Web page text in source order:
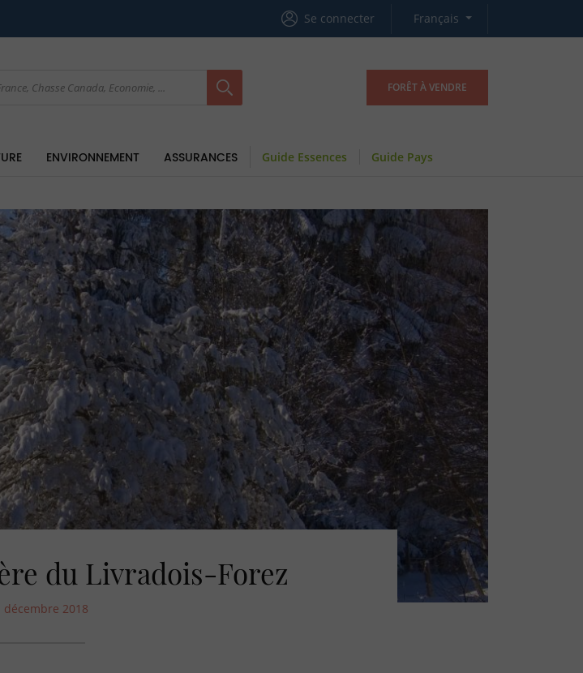
Se connecter Français
FORÊT À VENDRE
ENVIRONNEMENT ASSURANCES Guide Essences Guide Pays
du Livradois-Forez
décembre 2018